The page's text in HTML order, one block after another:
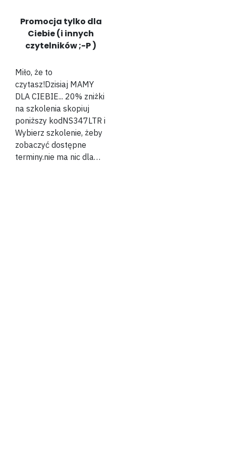
Promocja tylko dla
Ciebie (i innych
czytelników ;-P )
Miło, że to
czytasz!Dzisiaj MAMY
DLA CIEBIE... 20% zniżki
na szkolenia skopiuj
poniższy kodNS347LTR i
Wybierz szkolenie, żeby
zobaczyć dostępne
terminy.nie ma nic dla…